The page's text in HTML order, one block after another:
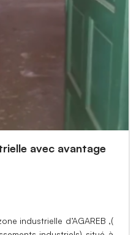
avec avantage
industrielle d’AGAREB ,(